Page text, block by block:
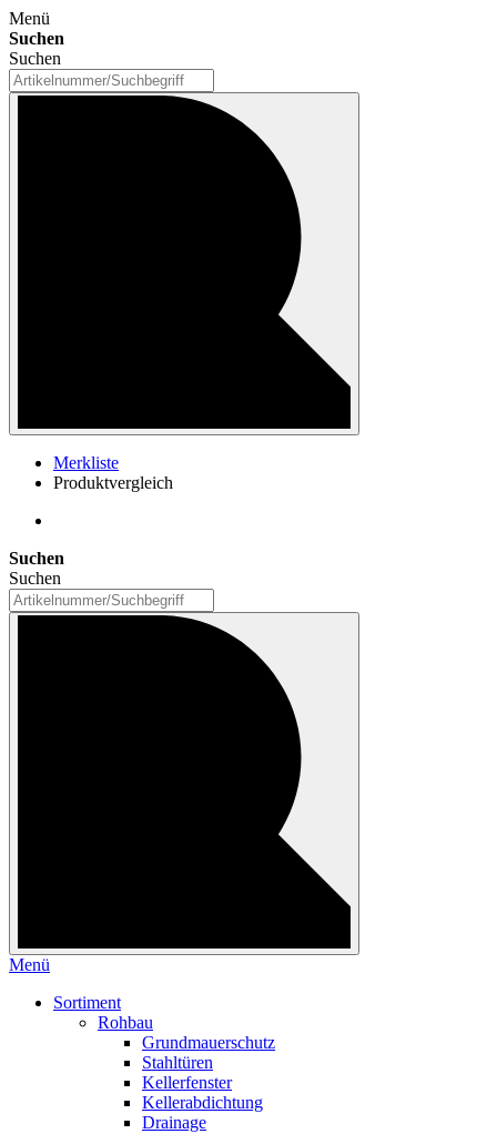
Menü
Suchen
Suchen
Merkliste
Produktvergleich
Suchen
Suchen
Menü
Sortiment
Rohbau
Grundmauerschutz
Stahltüren
Kellerfenster
Kellerabdichtung
Drainage